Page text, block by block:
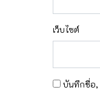
เว็บไซต์
บันทึกชื่อ,